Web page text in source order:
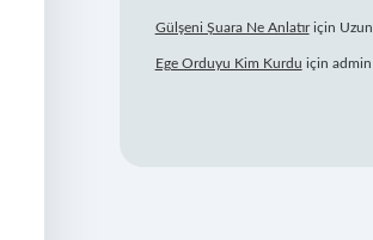
Gülşeni Şuara Ne Anlatıriçin Uzun
Ege Orduyu Kim Kurdu için admin